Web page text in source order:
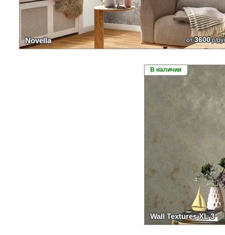
Novella от3600р/
В наличии
Wall Textures XL 3